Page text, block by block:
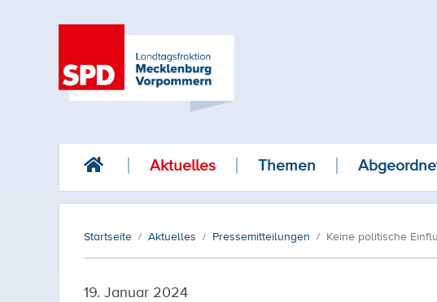
Aktuelles Themen
Startseite Aktuelles Pressemitteilungen Keine politische
19. Januar 2024